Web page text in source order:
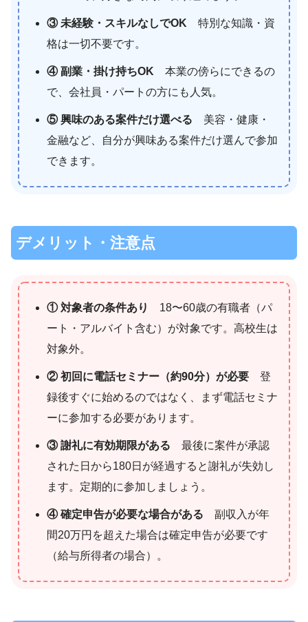
③ 未経験・スキルなしでOK 特別な知識・資
格は一切不要です。
④ 副業・掛け持ちOK 本業の傍らにできるの
で、会社員・パートの方にも人気。
⑤ 興味のある案件だけ選べる 美容・健康・
金融など、自分が興味ある案件だけ選んで参加
できます。
デメリット・注意点
① 対象者の条件あり
18〜60歳の有職者（パ
ート・アルバイト含む）が対象です。高校生は
対象外。
② 初回に電話セミナー（約90分）が必要 登
録後すぐに始めるのではなく、まず電話セミナ
ーに参加する必要があります。
③ 謝礼に有効期限がある 最後に案件が承認
された日から180日が経過すると謝礼が失効し
ます。定期的に参加しましょう。
④ 確定申告が必要な場合がある 副収入が年
間20万円を超えた場合は確定申告が必要です
（給与所得者の場合）。